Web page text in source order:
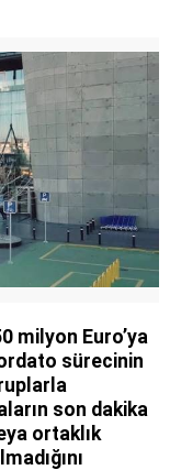
milyon Euro’ya
sürecinin
son dakika
ortaklık